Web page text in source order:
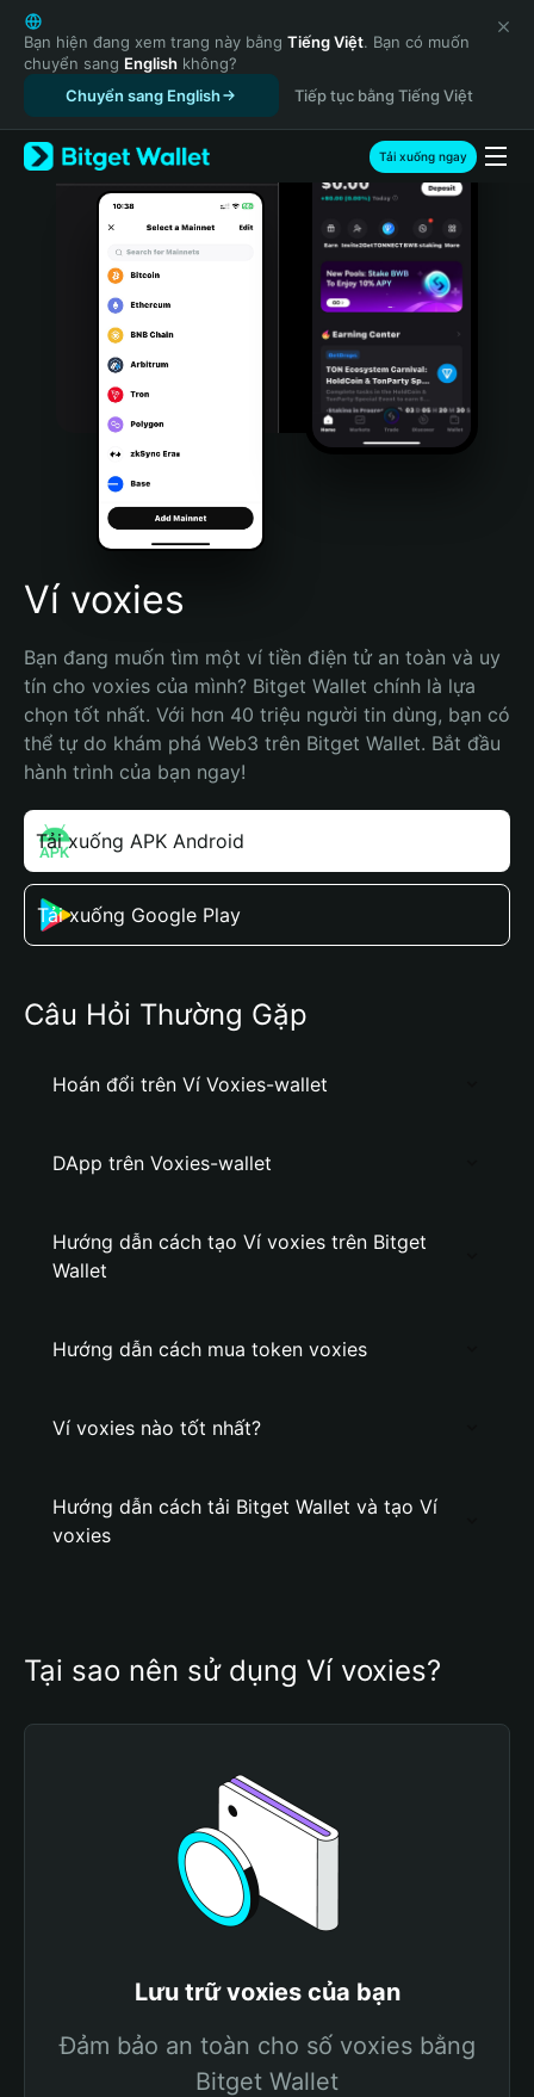
English
日本語
Tiếng Việt
Русский
Español (Latinoamérica)
Türkçe
Italiano
Português (Portugal)
Bahasa Indonesia
Português (Brasil)
Español (Argentina)
Bạn hiện đang xem trang này bằng Tiếng Việt. Bạn có muốn
chuyển sang English không?
Chuyển sang English
Tiếp tục bằng Tiếng Việt
Tải xuống ngay
Ví voxies
Bạn đang muốn tìm một ví tiền điện tử an toàn và uy
tín cho voxies của mình? Bitget Wallet chính là lựa
chọn tốt nhất. Với hơn 40 triệu người tin dùng, bạn có
thể tự do khám phá Web3 trên Bitget Wallet. Bắt đầu
hành trình của bạn ngay!
Tải xuống APK Android
Tải xuống Google Play
Câu Hỏi Thường Gặp
Hoán đổi trên Ví Voxies-wallet
DApp trên Voxies-wallet
Hướng dẫn cách tạo Ví voxies trên Bitget
Wallet
Hướng dẫn cách mua token voxies
Ví voxies nào tốt nhất?
Hướng dẫn cách tải Bitget Wallet và tạo Ví
voxies
Tại sao nên sử dụng Ví voxies?
Lưu trữ voxies của bạn
Đảm bảo an toàn cho số voxies bằng
Bitget Wallet